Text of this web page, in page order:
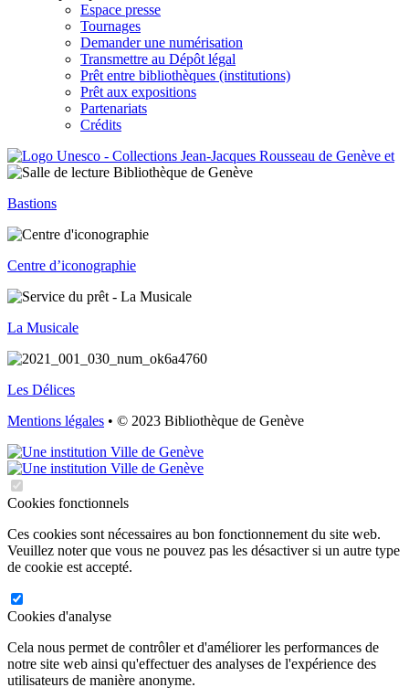
Espace presse
Tournages
Demander une numérisation
Transmettre au Dépôt légal
Prêt entre bibliothèques (institutions)
Prêt aux expositions
Partenariats
Crédits
Bastions
Centre d’iconographie
La Musicale
Les Délices
Mentions légales • © 2023 Bibliothèque de Genève
Cookies fonctionnels
Ces cookies sont nécessaires au bon fonctionnement du site web.
Veuillez noter que vous ne pouvez pas les désactiver si un autre type
de cookie est accepté.
Cookies d'analyse
Cela nous permet de contrôler et d'améliorer les performances de
notre site web ainsi qu'effectuer des analyses de l'expérience des
utilisateurs de manière anonyme.